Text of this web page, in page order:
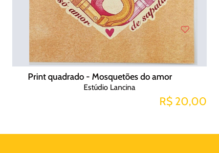
Print quadrado - Mosquetões do amor
Estúdio Lancina
R$ 20,00